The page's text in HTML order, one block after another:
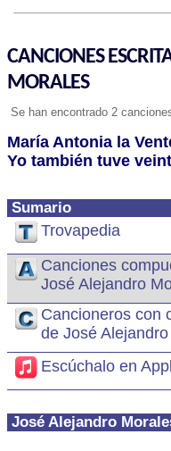
CANCIONES
MORALES
Se han encontrado 2
Sumario
Trovapedia
Canciones
José Alejandro
Cancioneros con
de José
Escúchalo en
José Alejandro
María Antonia la
Yo también tuve